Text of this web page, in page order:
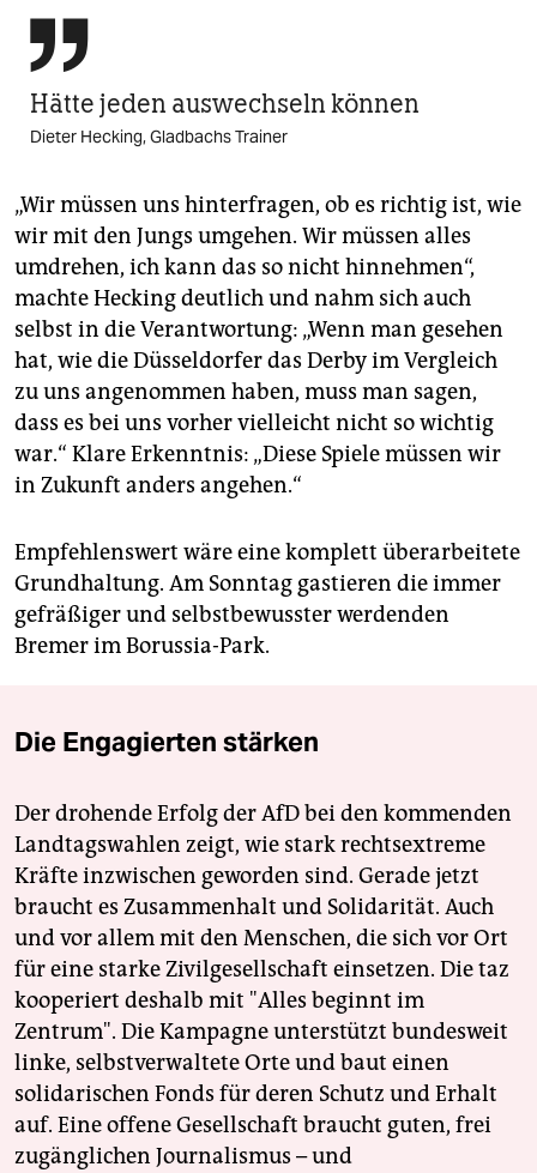

Hätte jeden auswechseln können
Dieter Hecking, Gladbachs Trainer
„Wir müssen uns hinterfragen, ob es richtig ist, wie
wir mit den Jungs umgehen. Wir müssen alles
umdrehen, ich kann das so nicht hinnehmen“,
machte Hecking deutlich und nahm sich auch
selbst in die Verantwortung: „Wenn man gesehen
hat, wie die Düsseldorfer das Derby im Vergleich
zu uns angenommen haben, muss man sagen,
dass es bei uns vorher vielleicht nicht so wichtig
war.“ Klare Erkenntnis: „Diese Spiele müssen wir
in Zukunft anders angehen.“
Empfehlenswert wäre eine komplett überarbeitete
Grundhaltung. Am Sonntag gastieren die immer
gefräßiger und selbstbewusster werdenden
Bremer im Borussia-Park.
Die Engagierten stärken
Der drohende Erfolg der AfD bei den kommenden
Landtagswahlen zeigt, wie stark rechtsextreme
Kräfte inzwischen geworden sind. Gerade jetzt
braucht es Zusammenhalt und Solidarität. Auch
und vor allem mit den Menschen, die sich vor Ort
für eine starke Zivilgesellschaft einsetzen. Die taz
kooperiert deshalb mit "Alles beginnt im
Zentrum". Die Kampagne unterstützt bundesweit
linke, selbstverwaltete Orte und baut einen
solidarischen Fonds für deren Schutz und Erhalt
auf. Eine offene Gesellschaft braucht guten, frei
zugänglichen Journalismus – und